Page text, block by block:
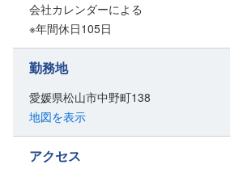
会社カレンダーによる
※年間休日105日
勤務地
愛媛県松山市中野町138
地図を表示
アクセス